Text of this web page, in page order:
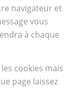
navigateur et
vous
à chaque
cookies mais
page laissez